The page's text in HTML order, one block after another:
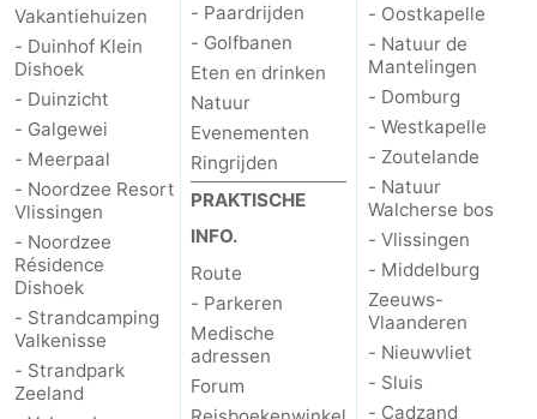
Vakantiehuizen
- Duinhof Klein
Dishoek
- Duinzicht
- Galgewei
- Meerpaal
- Noordzee Resort
Vlissingen
- Noordzee
Résidence
Dishoek
- Strandcamping
Valkenisse
- Strandpark
Zeeland
- Paardrijden
- Golfbanen
Eten en drinken
Natuur
Evenementen
Ringrijden
PRAKTISCHE
INFO.
Route
- Parkeren
Medische
adressen
Forum
- Oostkapelle
- Natuur de
Mantelingen
- Domburg
- Westkapelle
- Zoutelande
- Natuur
Walcherse bos
- Vlissingen
- Middelburg
Zeeuws-
Vlaanderen
- Nieuwvliet
- Sluis
- Cadzand